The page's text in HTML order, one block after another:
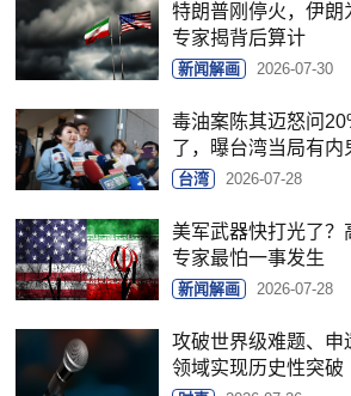
特朗普刚停火，伊朗
专家揭背后算计
新闻解画 2026-07-30
毒油案陈其迈怒问
了，曝台湾当局有内
台湾 2026-07-28
美军武器快打光了？
专家最怕一事发生
新闻解画 2026-07-28
攻破世界级难题、申
领域实现历史性突破